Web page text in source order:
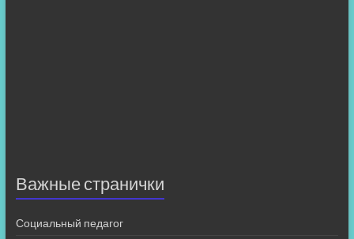
Важные странички
Социальный педагог